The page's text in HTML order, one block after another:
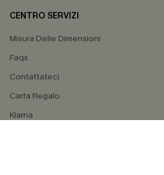
CENTRO SERVIZI
Misura Delle Dimensioni
Faqs
Contattateci
Carta Regalo
Klarna